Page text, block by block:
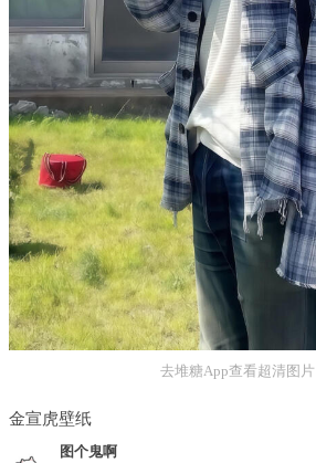
去堆糖App查看超清图片
金宣虎壁纸
图个鬼啊